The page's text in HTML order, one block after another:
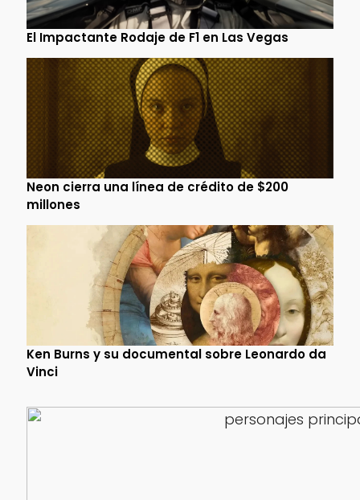
El Impactante Rodaje de F1 en Las Vegas
Neon cierra una línea de crédito de $200
millones
Ken Burns y su documental sobre Leonardo da
Vinci